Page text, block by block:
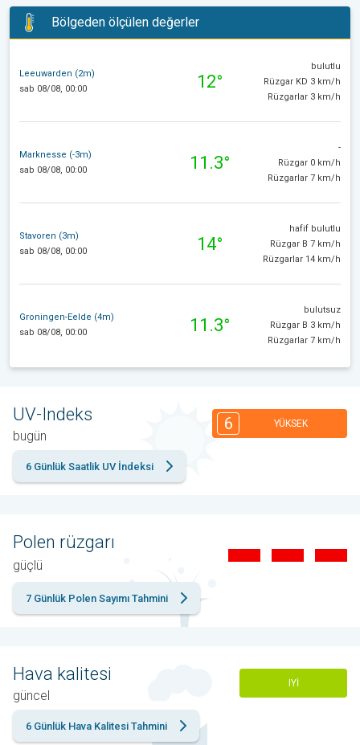
Bölgeden ölçülen değerler
Leeuwarden (2m)
sab 08/08, 00:00
12°
bulutlu
Rüzgar KD 3 km/h
Rüzgarlar 3 km/h
Marknesse (-3m)
sab 08/08, 00:00
11.3°
-
Rüzgar 0 km/h
Rüzgarlar 7 km/h
Stavoren (3m)
sab 08/08, 00:00
14°
hafif bulutlu
Rüzgar B 7 km/h
Rüzgarlar 14 km/h
Groningen-Eelde (4m)
sab 08/08, 00:00
11.3°
bulutsuz
Rüzgar B 3 km/h
Rüzgarlar 7 km/h
UV-Indeks
bugün
6 YÜKSEK
6 Günlük Saatlik UV İndeksi
Polen rüzgarı
güçlü
7 Günlük Polen Sayımı Tahmini
Hava kalitesi
güncel
IYI
6 Günlük Hava Kalitesi Tahmini